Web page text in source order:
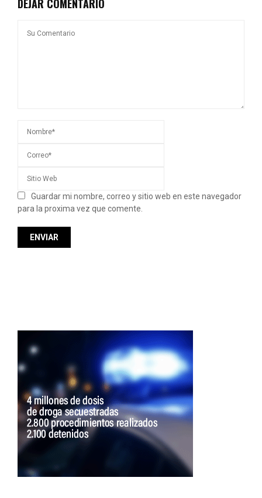
DEJAR COMENTARIO
Guardar mi nombre, correo y sitio web en este navegador
para la proxima vez que comente.